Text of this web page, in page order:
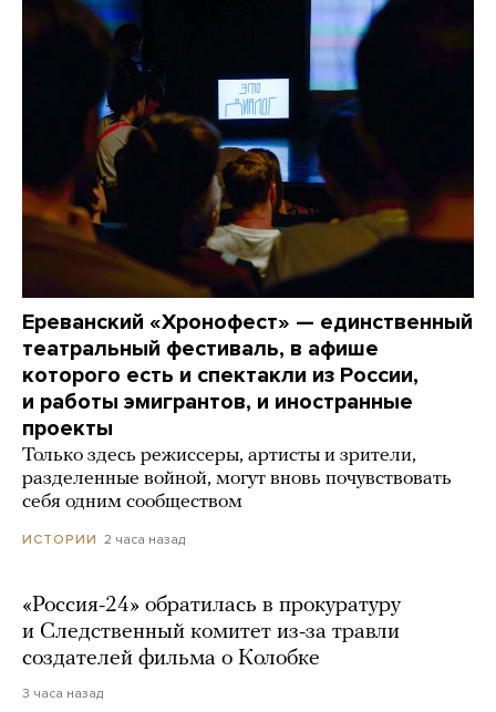
Ереванский «Хронофест» — единственный
театральный фестиваль, в афише
которого есть и спектакли из России,
и работы эмигрантов, и иностранные
проекты
Только здесь режиссеры, артисты и зрители,
разделенные войной, могут вновь почувствовать
себя одним сообществом
ИСТОРИИ 2 часа назад
«Россия-24» обратилась в прокуратуру
и Следственный комитет из-за травли
создателей фильма о Колобке
3 часа назад